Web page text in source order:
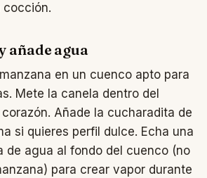
cocción.
añade agua
en un cuenco apto para
Mete la canela dentro del
Añade la cucharadita de
si quieres perfil dulce. Echa una
de agua al fondo del cuenco (no
para crear vapor durante